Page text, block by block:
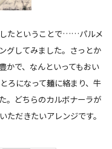
したということで……パルメ
グしてみました。さっとか
かで、なんといってもおい
ろになって麺に絡まり、牛
。どちらのカルボナーラが
ただきたいアレンジです。